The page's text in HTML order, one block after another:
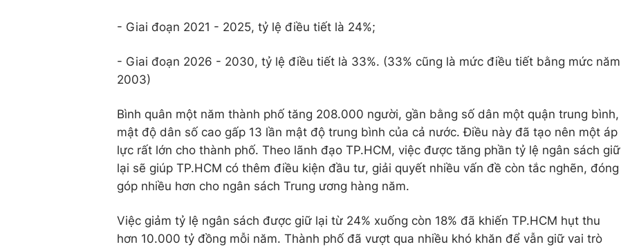
- Giai đoạn 2021 - 2025, tỷ lệ điều tiết là 24%;
- Giai đoạn 2026 - 2030, tỷ lệ điều tiết là 33%. (33% cũng là mức điều tiết bằng mức năm
2003)
Bình quân một năm thành phố tăng 208.000 người, gần bằng số dân một quận trung bình,
mật độ dân số cao gấp 13 lần mật độ trung bình của cả nước. Điều này đã tạo nên một áp
lực rất lớn cho thành phố. Theo lãnh đạo TP.HCM, việc được tăng phần tỷ lệ ngân sách giữ
lại sẽ giúp TP.HCM có thêm điều kiện đầu tư, giải quyết nhiều vấn đề còn tắc nghẽn, đóng
góp nhiều hơn cho ngân sách Trung ương hàng năm.
Việc giảm tỷ lệ ngân sách được giữ lại từ 24% xuống còn 18% đã khiến TP.HCM hụt thu
hơn 10.000 tỷ đồng mỗi năm. Thành phố đã vượt qua nhiều khó khăn để vẫn giữ vai trò